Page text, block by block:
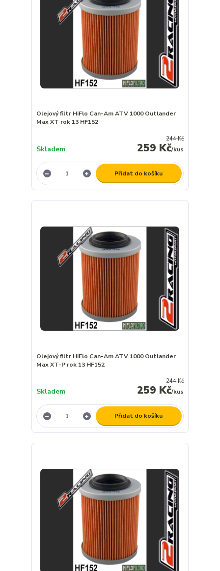
Olejový filtr HiFlo Can-Am ATV 1000 Outlander
Max XT rok 13 HF152
244 Kč
259 Kč/kus
Skladem
Přidat do košíku
Olejový filtr HiFlo Can-Am ATV 1000 Outlander
Max XT-P rok 13 HF152
244 Kč
259 Kč/kus
Skladem
Přidat do košíku